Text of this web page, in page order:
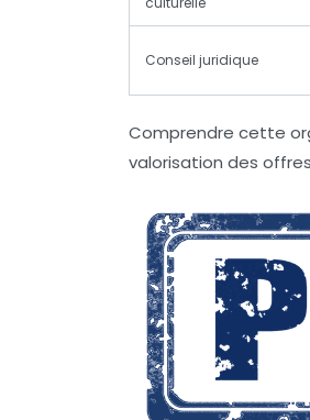
Conseil juridique
Comprendre cette
valorisation des